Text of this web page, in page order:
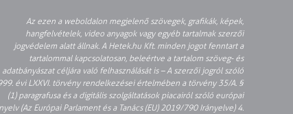
Az ezen a weboldalon megjelenő szövegek, grafikák, képek,
hangfelvételek, video anyagok vagy egyéb tartalmak szerzői
jogvédelem alatt állnak. A Hetek.hu Kft. minden jogot fenntart a
tartalommal kapcsolatosan, beleértve a tartalom szöveg- és
adatbányászat céljára való felhasználását is – A szerzői jogról szóló
évi LXXVI. törvény rendelkezései értelmében a törvény 35/A. §
(1) paragrafusa és a digitális szolgáltatások piacairól szóló európai
(Az Európai Parlament és a Tanács (EU) 2019/790 Irányelve) 4.